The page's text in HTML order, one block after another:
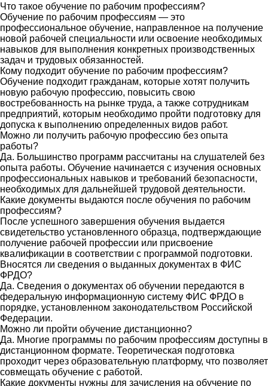
Что такое обучение по рабочим профессиям?
Обучение по рабочим профессиям — это
профессиональное обучение, направленное на получение
новой рабочей специальности или освоение необходимых
навыков для выполнения конкретных производственных
задач и трудовых обязанностей.
Кому подходит обучение по рабочим профессиям?
Обучение подходит гражданам, которые хотят получить
новую рабочую профессию, повысить свою
востребованность на рынке труда, а также сотрудникам
предприятий, которым необходимо пройти подготовку для
допуска к выполнению определенных видов работ.
Можно ли получить рабочую профессию без опыта
работы?
Да. Большинство программ рассчитаны на слушателей без
опыта работы. Обучение начинается с изучения основных
профессиональных навыков и требований безопасности,
необходимых для дальнейшей трудовой деятельности.
Какие документы выдаются после обучения по рабочим
профессиям?
После успешного завершения обучения выдается
свидетельство установленного образца, подтверждающие
получение рабочей профессии или присвоение
квалификации в соответствии с программой подготовки.
Вносятся ли сведения о выданных документах в ФИС
ФРДО?
Да. Сведения о документах об обучении передаются в
федеральную информационную систему ФИС ФРДО в
порядке, установленном законодательством Российской
Федерации.
Можно ли пройти обучение дистанционно?
Да. Многие программы по рабочим профессиям доступны в
дистанционном формате. Теоретическая подготовка
проходит через образовательную платформу, что позволяет
совмещать обучение с работой.
Какие документы нужны для зачисления на обучение по